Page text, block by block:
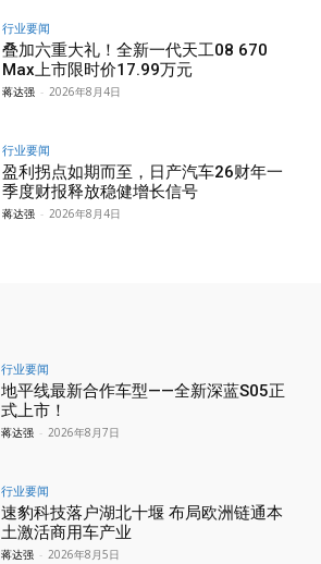
行业要闻
叠加六重大礼！全新一代天工08 670
Max上市限时价17.99万元
蒋达强 - 2026年8月4日
行业要闻
盈利拐点如期而至，日产汽车26财年一
季度财报释放稳健增长信号
蒋达强 - 2026年8月4日
行业要闻
地平线最新合作车型——全新深蓝S05正
式上市！
蒋达强 - 2026年8月7日
行业要闻
速豹科技落户湖北十堰 布局欧洲链通本
土激活商用车产业
蒋达强 - 2026年8月5日